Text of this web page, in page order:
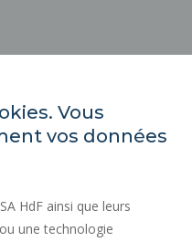
Vous
vos données
HdF ainsi que leurs
une technologie